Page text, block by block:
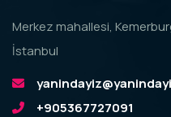
Merkez mahallesi,
İstanbul
+905367727091